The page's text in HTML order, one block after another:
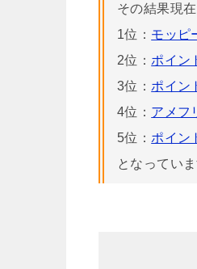
その結果現
1位： モッピ
2位： ポイン
3位： ポイン
4位： アメフ
5位： ポイン
となってい